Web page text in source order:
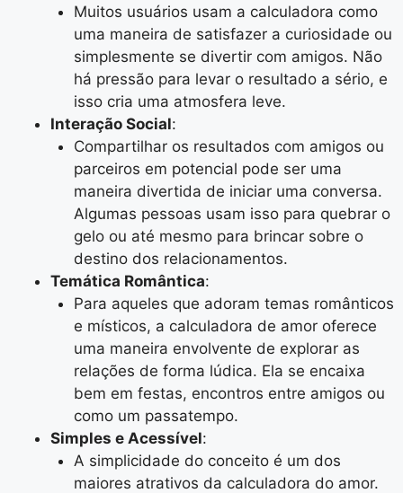
Muitos usuários usam a calculadora como
uma maneira de satisfazer a curiosidade ou
simplesmente se divertir com amigos. Não
há pressão para levar o resultado a sério, e
isso cria uma atmosfera leve.
Interação Social:
Compartilhar os resultados com amigos ou
parceiros em potencial pode ser uma
maneira divertida de iniciar uma conversa.
Algumas pessoas usam isso para quebrar o
gelo ou até mesmo para brincar sobre o
destino dos relacionamentos.
Temática Romântica:
Para aqueles que adoram temas românticos
e místicos, a calculadora de amor oferece
uma maneira envolvente de explorar as
relações de forma lúdica. Ela se encaixa
bem em festas, encontros entre amigos ou
como um passatempo.
Simples e Acessível:
A simplicidade do conceito é um dos
maiores atrativos da calculadora do amor.